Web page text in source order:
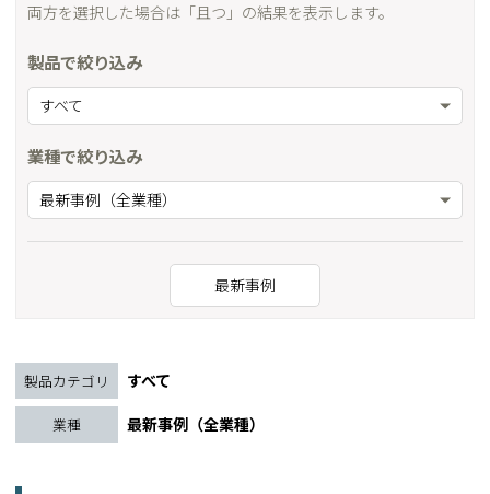
両方を選択した場合は「且つ」の結果を表示します。
製品で絞り込み
すべて
業種で絞り込み
最新事例（全業種）
最新事例
製品カテゴリ すべて
業種 最新事例（全業種）